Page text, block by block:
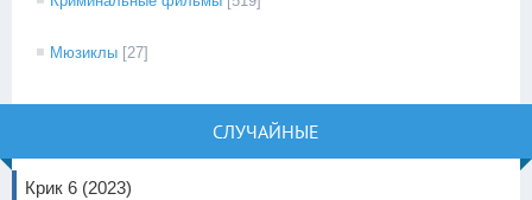
Мюзиклы [27]
СЛУЧАЙНЫЕ
Крик 6 (2023)